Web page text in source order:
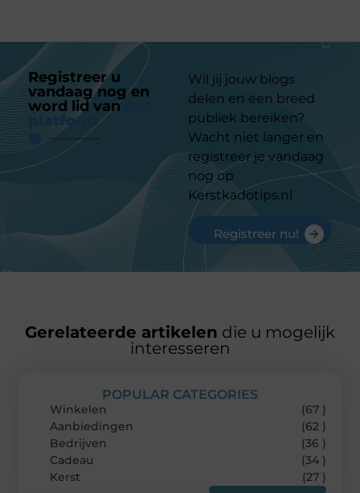
Registreer u
vandaag nog en
word lid van
platform
Wil jij jouw blogs
delen en een breed
publiek bereiken?
Wacht niet langer en
registreer je vandaag
nog op
Kerstkadotips.nl
Registreer nu!
Gerelateerde artikelen die u mogelijk
interesseren
POPULAR CATEGORIES
Winkelen
(67 )
Aanbiedingen
(62 )
Bedrijven
(36 )
Cadeau
(34 )
Kerst
(27 )